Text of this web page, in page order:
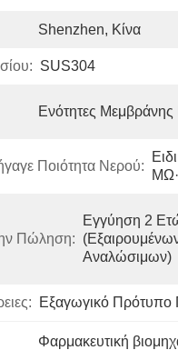
Shenzhen, Κίνα
SUS304
Ενότητες Μεμβράνης
Ποιότητα Νερού:
Πώληση:
Εγγύηση 2
Αναλώσιμων)
Εξαγωγικό Πρότυπο
Φαρμακευτική